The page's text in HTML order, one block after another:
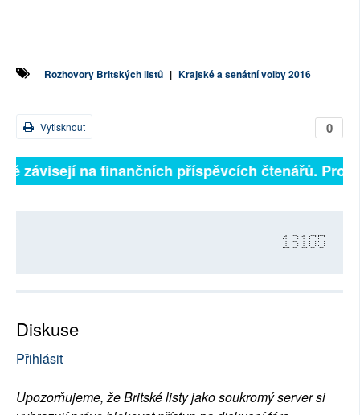
Rozhovory Britských listů | Krajské a senátní volby 2016
0
Vytisknout
závisejí na finančních příspěvcích čtenářů.
13165
Diskuse
Přihlásit
Upozorňujeme, že Britské listy jako soukromý server si